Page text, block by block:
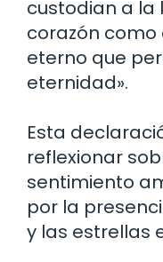
custodian a la
corazón
eterno que
eternidad».
Esta
reflexionar
sentimiento
por la
y las estrellas